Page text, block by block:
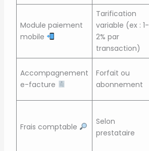
Module paiement
mobile
Tarification
variable (ex : 1-
2% par
transaction)
Accompagnement
e-facture
Forfait ou
abonnement
Frais comptable
Selon
prestataire